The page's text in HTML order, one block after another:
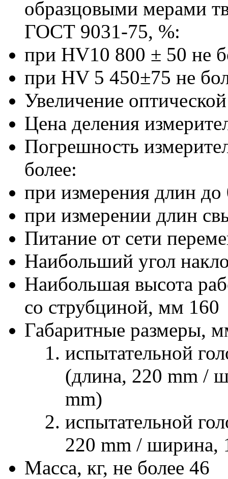
образцовыми мерами
ГОСТ 9031-75, %:
при HV10 800 ± 50 не
при HV 5 450±75 не
Увеличение
Цена деления
Погрешность
более:
при измерения длин
при измерении длин
Питание от сети
Наибольший угол
Наибольшая высота
со струбциной, мм 160
Габаритные размеры,
испытательной
(длина, 220 mm /
mm)
испытательной
220 mm / ширина,
Масса, кг, не более 46